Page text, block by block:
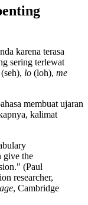
karena terasa
sering terlewat
(seh), lo (loh), me
membuat ujaran
kalimat
give the
(Paul
researcher,
, Cambridge